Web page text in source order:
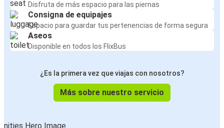
Disfruta de más espacio para las piernas
Consigna de equipajes
Espacio para guardar tus pertenencias de forma segura
Aseos
Disponible en todos los FlixBus
¿Es la primera vez que viajas con nosotros?
Más sobre nuestro servicio